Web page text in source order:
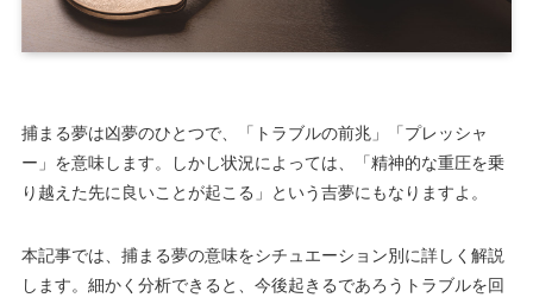
捕まる夢は凶夢のひとつで、「トラブルの前兆」「プレッシャ
ー」を意味します。しかし状況によっては、「精神的な重圧を乗
り越えた先に良いことが起こる」という吉夢にもなりますよ。
本記事では、捕まる夢の意味をシチュエーション別に詳しく解説
します。細かく分析できると、今後起きるであろうトラブルを回